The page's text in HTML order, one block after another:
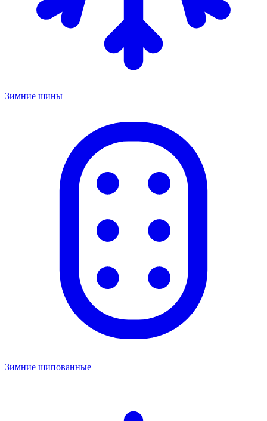
Зимние шины
Зимние шипованные